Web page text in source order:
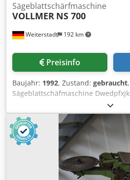
Weiterstadt 192 km
Sägeblattschärfmaschine
VOLLMER NS 700
Preisinfo
Baujahr: 1992, Zustand: gebraucht
Sägeblattschäfmaschine